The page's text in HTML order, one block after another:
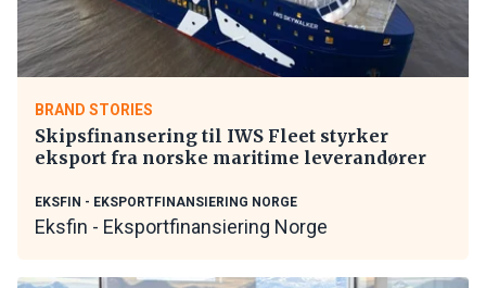
BRAND STORIES
Skipsfinansering til IWS Fleet styrker
eksport fra norske maritime leverandører
EKSFIN - EKSPORTFINANSIERING NORGE
Eksfin - Eksportfinansiering Norge